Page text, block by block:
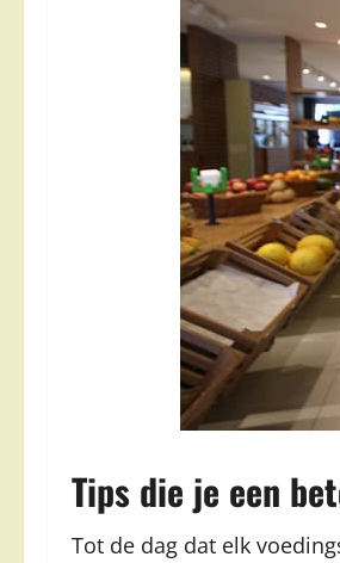
Tips die je een
Tot de dag dat elk